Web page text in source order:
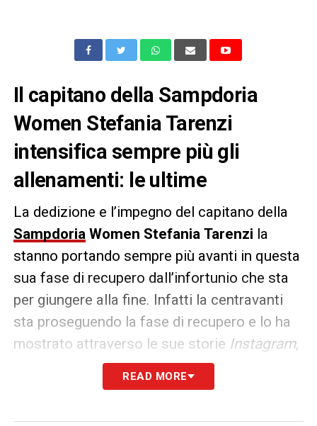
Il capitano della Sampdoria
Women Stefania Tarenzi
intensifica sempre più gli
allenamenti: le ultime
La dedizione e l’impegno del capitano della
Sampdoria Women Stefania Tarenzi la
stanno portando sempre più avanti in questa
sua fase di recupero dall’infortunio che sta
per giungere alla fine. Infatti la centravanti
sta proseguendo la fase di recupero e lo ha
mostrato attraverso le sue storie Instagram,
dove il capitano blucerchiato è tornato in
palestra per proseguire la propria guarigione
READ MORE